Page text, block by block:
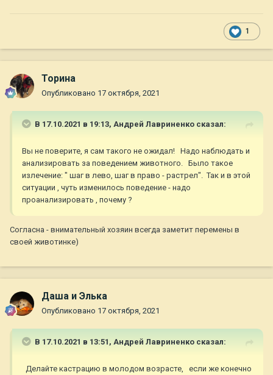
1
Торина
Опубликовано 17 октября, 2021
В 17.10.2021 в 19:13, Андрей Лавриненко сказал:
Вы не поверите, я сам такого не ожидал! Надо наблюдать и
анализировать за поведением животного. Было такое
излечение: " шаг в лево, шаг в право - растрел". Так и в этой
ситуации , чуть изменилось поведение - надо
проанализировать , почему ?
Согласна - внимательный хозяин всегда заметит перемены в
своей животинке)
Даша и Элька
Опубликовано 17 октября, 2021
В 17.10.2021 в 13:51, Андрей Лавриненко сказал:
Делайте кастрацию в молодом возрасте, если же конечно